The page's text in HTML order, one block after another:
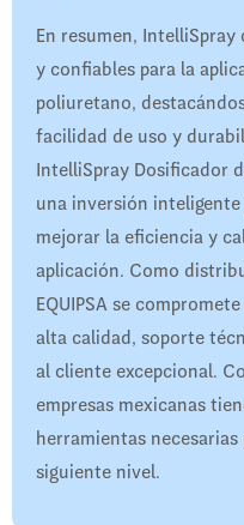
En resumen,
y confiables para la
poliuretano,
facilidad de uso y
IntelliSpray Dosificador
una inversión inteligente
mejorar la eficiencia y
aplicación. Como
EQUIPSA se
alta calidad, soporte
al cliente excepcional.
empresas mexicanas
herramientas
siguiente nivel.